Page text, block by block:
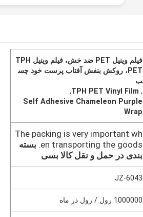
فیلم وینیل PET ضد خش، فیلم وینیل TPH
PET، روکش بنفش آفتاب پرست خود چس
ب
,
TPH PET Vinyl Film
,
Self Adhesive Chameleon Purple
Wrap
The packing is very important wh
en transporting the goods. بسته
بندی در حمل و نقل کالا بسی
JZ-6043
1000000 رول / رول در ماه